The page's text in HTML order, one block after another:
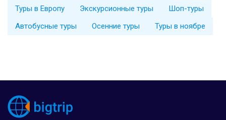
Туры в Европу
Экскурсионные туры
Шоп-туры
Автобусные туры
Осенние туры Туры в ноябре